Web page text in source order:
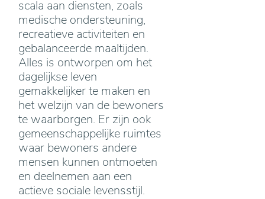
scala aan diensten, zoals
medische ondersteuning,
recreatieve activiteiten en
gebalanceerde maaltijden.
Alles is ontworpen om het
dagelijkse leven
gemakkelijker te maken en
het welzijn van de bewoners
te waarborgen. Er zijn ook
gemeenschappelijke ruimtes
waar bewoners andere
mensen kunnen ontmoeten
en deelnemen aan een
actieve sociale levensstijl.